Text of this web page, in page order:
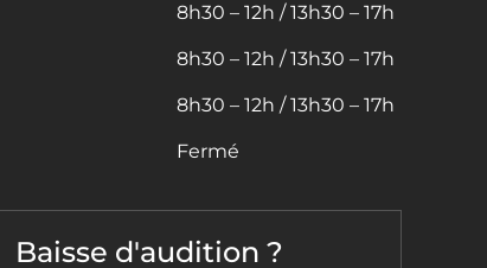
8h30 – 12h / 13h30 – 17h
8h30 – 12h / 13h30 – 17h
8h30 – 12h / 13h30 – 17h
Fermé
Baisse d'audition ?